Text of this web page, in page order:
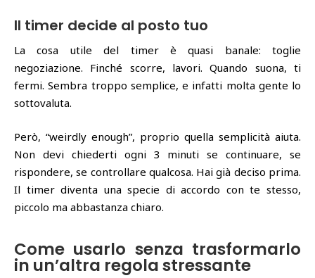
Il timer decide al posto tuo
La cosa utile del timer è quasi banale: toglie
negoziazione. Finché scorre, lavori. Quando suona, ti
fermi. Sembra troppo semplice, e infatti molta gente lo
sottovaluta.
Però, “weirdly enough”, proprio quella semplicità aiuta.
Non devi chiederti ogni 3 minuti se continuare, se
rispondere, se controllare qualcosa. Hai già deciso prima.
Il timer diventa una specie di accordo con te stesso,
piccolo ma abbastanza chiaro.
Come usarlo senza trasformarlo
in un’altra regola stressante